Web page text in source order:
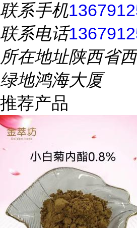
联系手机
联系电话
所在地址陕西省
绿地鸿海大厦
推荐产品